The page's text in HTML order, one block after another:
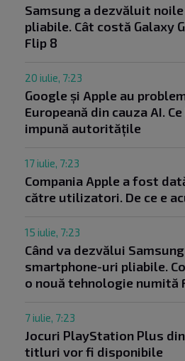
Samsung a dezvăluit
pliabile. Cât costă Galaxy
Flip 8
20 iulie, 7:23
Google și Apple au
Europeană din cauza AI.
impună autoritățile
17 iulie, 7:23
Compania Apple a fost
către utilizatori. De ce e
15 iulie, 7:23
Când va dezvălui
smartphone-uri pliabile.
o nouă tehnologie numită
7 iulie, 7:23
Jocuri PlayStation Plus
titluri vor fi disponibile